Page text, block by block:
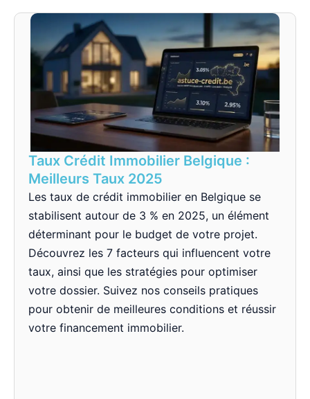
Taux Crédit Immobilier Belgique :
Meilleurs Taux 2025
Les taux de crédit immobilier en Belgique se
stabilisent autour de 3 % en 2025, un élément
déterminant pour le budget de votre projet.
Découvrez les 7 facteurs qui influencent votre
taux, ainsi que les stratégies pour optimiser
votre dossier. Suivez nos conseils pratiques
pour obtenir de meilleures conditions et réussir
votre financement immobilier.